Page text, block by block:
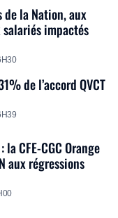
mobilise
un diagnostic
faire face aux
de la Nation, aux
impactés
de l’accord QVCT
la CFE-CGC Orange
aux régressions